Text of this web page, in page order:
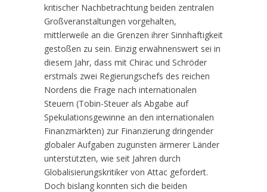
kritischer Nachbetrachtung beiden zentralen
Großveranstaltungen vorgehalten,
mittlerweile an die Grenzen ihrer Sinnhaftigkeit
gestoßen zu sein. Einzig erwähnenswert sei in
diesem Jahr, dass mit Chirac und Schröder
erstmals zwei Regierungschefs des reichen
Nordens die Frage nach internationalen
Steuern (Tobin-Steuer als Abgabe auf
Spekulationsgewinne an den internationalen
Finanzmärkten) zur Finanzierung dringender
globaler Aufgaben zugunsten ärmerer Länder
unterstützten, wie seit Jahren durch
Globalisierungskritiker von Attac gefordert.
Doch bislang konnten sich die beiden